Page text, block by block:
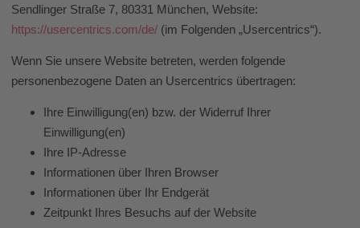
Sendlinger Straße 7, 80331 München, Website:
https://usercentrics.com/de/ (im Folgenden „Usercentrics“).
Wenn Sie unsere Website betreten, werden folgende
personenbezogene Daten an Usercentrics übertragen:
Ihre Einwilligung(en) bzw. der Widerruf Ihrer
Einwilligung(en)
Ihre IP-Adresse
Informationen über Ihren Browser
Informationen über Ihr Endgerät
Zeitpunkt Ihres Besuchs auf der Website